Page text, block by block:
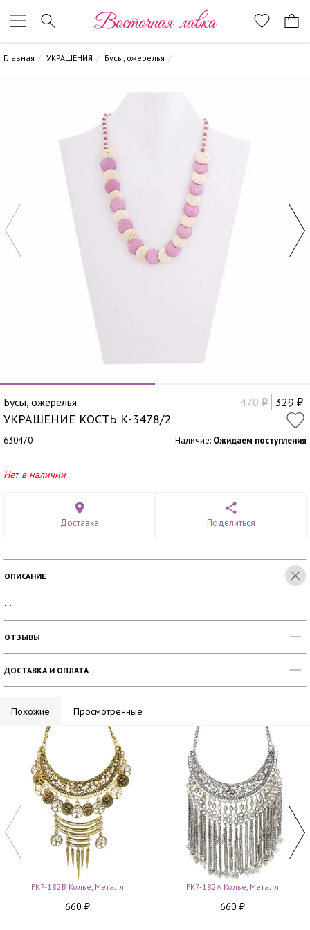
Восточная лавка
Главная УКРАШЕНИЯ Бусы, ожерелья
Бусы, ожерелья 470₽ 329 ₽
УКРАШЕНИЕ КОСТЬ К-3478/2
630470 Наличие: Ожидаем поступления
Нет в наличии
Доставка Поделиться
ОПИСАНИЕ
...
ОТЗЫВЫ
ДОСТАВКА И ОПЛАТА
Похожие Просмотренные
FK7-182B Колье, Металл
660 ₽
FK7-182A Колье, Металл
660 ₽